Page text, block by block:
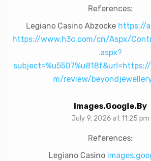
References:
Legiano Casino Abzocke https://
https://www.h3c.com/cn/Aspx/
.aspx?
m/review/
Images.google.by
July 9, 2026 at 11:25 pm
References:
Legiano Casino